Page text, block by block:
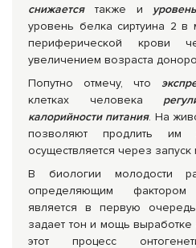
снижаетсятакже и
уровень белка сиртуина 2 в
периферической крови
увеличением возраста
Попутно отмечу, что
клетках человека
калорийности питания. На
позволяют продлить
осуществляется через
В биологии молодости
определяющим фактором
является в первую
задает тон и мощь
этот процесс